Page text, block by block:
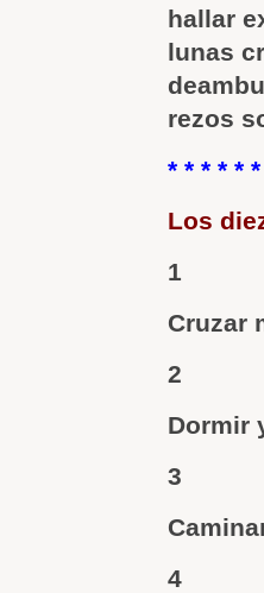
hallar
lunas
rezos
* * * * * *
Los
1
Cruzar
2
Dormir
3
4